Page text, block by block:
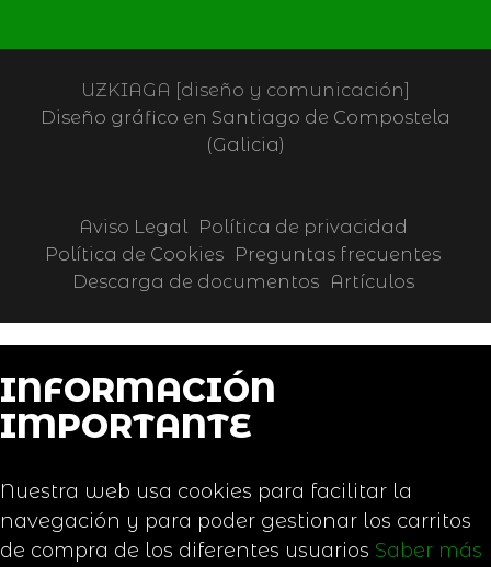
UZKIAGA [diseño y comunicación]
Diseño gráfico en Santiago de Compostela
(Galicia)
Aviso Legal
Política de privacidad
Política de Cookies Preguntas frecuentes
Descarga de documentos
Artículos
INFORMACIÓN
IMPORTANTE
Nuestra web usa cookies para facilitar la
navegación y para poder gestionar los carritos
de compra de los diferentes usuarios Saber más